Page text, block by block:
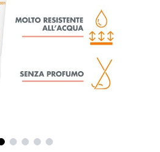
View larger image
View larger image
View larger image
View larger image
View larger image